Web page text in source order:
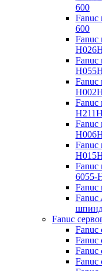
600
600
Fanuc
Fanuc
Fanuc
6055-
Fanuc
Fanuc
Fanuc
Fanuc
Fanuc
Fanuc